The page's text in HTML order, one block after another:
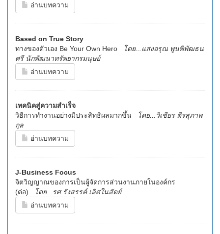
อ่านบทความ
Based on True Story
ทางของตัวเอง Be Your Own Hero
โดย...แสงอรุณ พูนพิพัฒธน
ศรี นักพัฒนาทรัพยากรมนุษย์
อ่านบทความ
เทคนิคสู่ความสำเร็จ
วิธีการทำงานอย่างมีประสิทธิผลมากขึ้น
โดย...วิเชียร ตีรสุภาพ
กุล
อ่านบทความ
J-Business Focus
จิตวิญญาณของการเป็นผู้จัดการส่วนงานภายในองค์กร
(ต่อ)
โดย...รศ.รังสรรค์ เลิศในสัตย์
อ่านบทความ